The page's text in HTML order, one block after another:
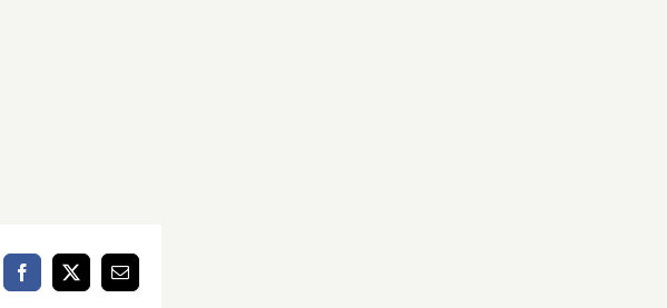
Facebook
X Email